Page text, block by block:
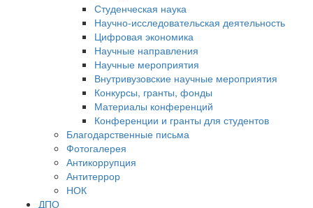
Студенческая наука
Научно-исследовательская деятельность
Цифровая экономика
Научные направления
Научные мероприятия
Внутривузовские научные мероприятия
Конкурсы, гранты, фонды
Материалы конференций
Конференции и гранты для студентов
Благодарственные письма
Фотогалерея
Антикоррупция
Антитеррор
НОК
ДПО